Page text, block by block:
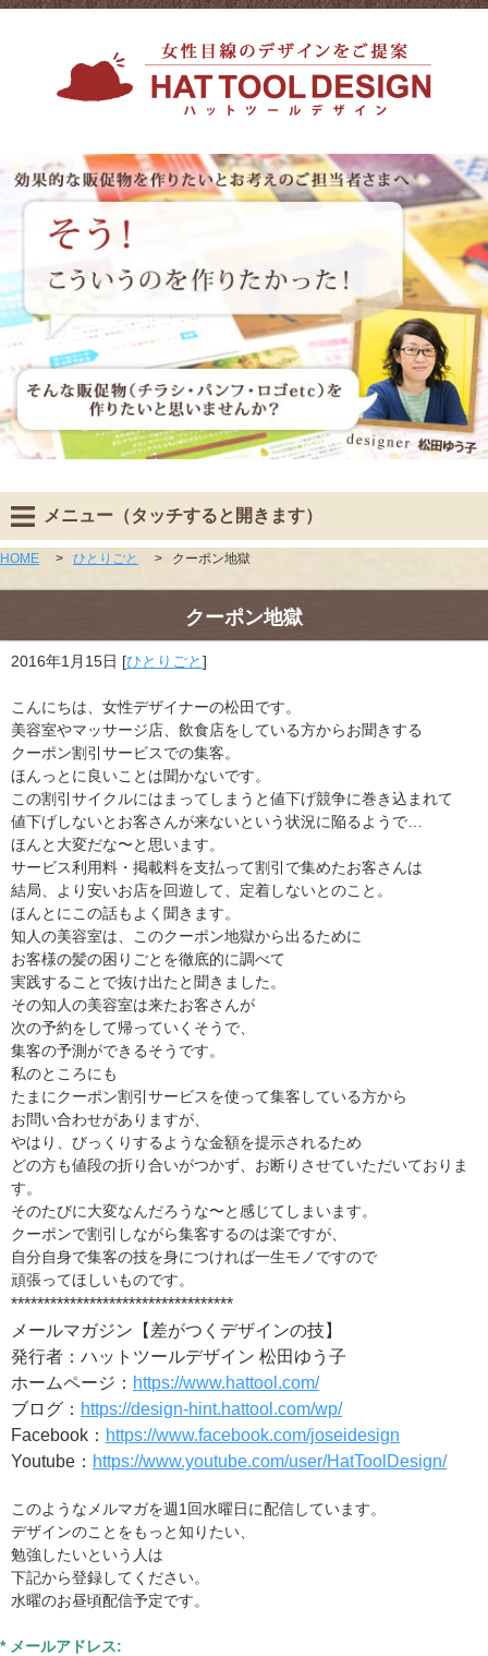
メニュー（タッチすると開きます）
HOME > ひとりごと > クーポン地獄
クーポン地獄
2016年1月15日 [ひとりごと]
こんにちは、女性デザイナーの松田です。
美容室やマッサージ店、飲食店をしている方からお聞きする
クーポン割引サービスでの集客。
ほんっとに良いことは聞かないです。
この割引サイクルにはまってしまうと値下げ競争に巻き込まれて
値下げしないとお客さんが来ないという状況に陥るようで…
ほんと大変だな〜と思います。
サービス利用料・掲載料を支払って割引で集めたお客さんは
結局、より安いお店を回遊して、定着しないとのこと。
ほんとにこの話もよく聞きます。
知人の美容室は、このクーポン地獄から出るために
お客様の髪の困りごとを徹底的に調べて
実践することで抜け出たと聞きました。
その知人の美容室は来たお客さんが
次の予約をして帰っていくそうで、
集客の予測ができるそうです。
私のところにも
たまにクーポン割引サービスを使って集客している方から
お問い合わせがありますが、
やはり、びっくりするような金額を提示されるため
どの方も値段の折り合いがつかず、お断りさせていただいておりま
す。
そのたびに大変なんだろうな〜と感じてしまいます。
クーポンで割引しながら集客するのは楽ですが、
自分自身で集客の技を身につければ一生モノですので
頑張ってほしいものです。
**********************************
メールマガジン【差がつくデザインの技】
発行者：ハットツールデザイン 松田ゆう子
ホームページ： https://www.hattool.com/
ブログ： https://design-hint.hattool.com/wp/
Facebook ： https://www.facebook.com/joseidesign
Youtube ： https://www.youtube.com/user/HatToolDesign/
このようなメルマガを週1回水曜日に配信しています。
デザインのことをもっと知りたい、
勉強したいという人は
下記から登録してください。
水曜のお昼頃配信予定です。
*メールアドレス: